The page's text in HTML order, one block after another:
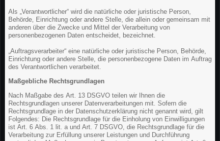
Als „Verantwortlicher“ wird die natürliche oder juristische Person,
Behörde, Einrichtung oder andere Stelle, die allein oder gemeinsam mit
anderen über die Zwecke und Mittel der Verarbeitung von
personenbezogenen Daten entscheidet, bezeichnet.
„Auftragsverarbeiter“ eine natürliche oder juristische Person, Behörde,
Einrichtung oder andere Stelle, die personenbezogene Daten im Auftrag
des Verantwortlichen verarbeitet.
Maßgebliche Rechtsgrundlagen
Nach Maßgabe des Art. 13 DSGVO teilen wir Ihnen die
Rechtsgrundlagen unserer Datenverarbeitungen mit. Sofern die
Rechtsgrundlage in der Datenschutzerklärung nicht genannt wird, gilt
Folgendes: Die Rechtsgrundlage für die Einholung von Einwilligungen
ist Art. 6 Abs. 1 lit. a und Art. 7 DSGVO, die Rechtsgrundlage für die
Verarbeitung zur Erfüllung unserer Leistungen und Durchführung